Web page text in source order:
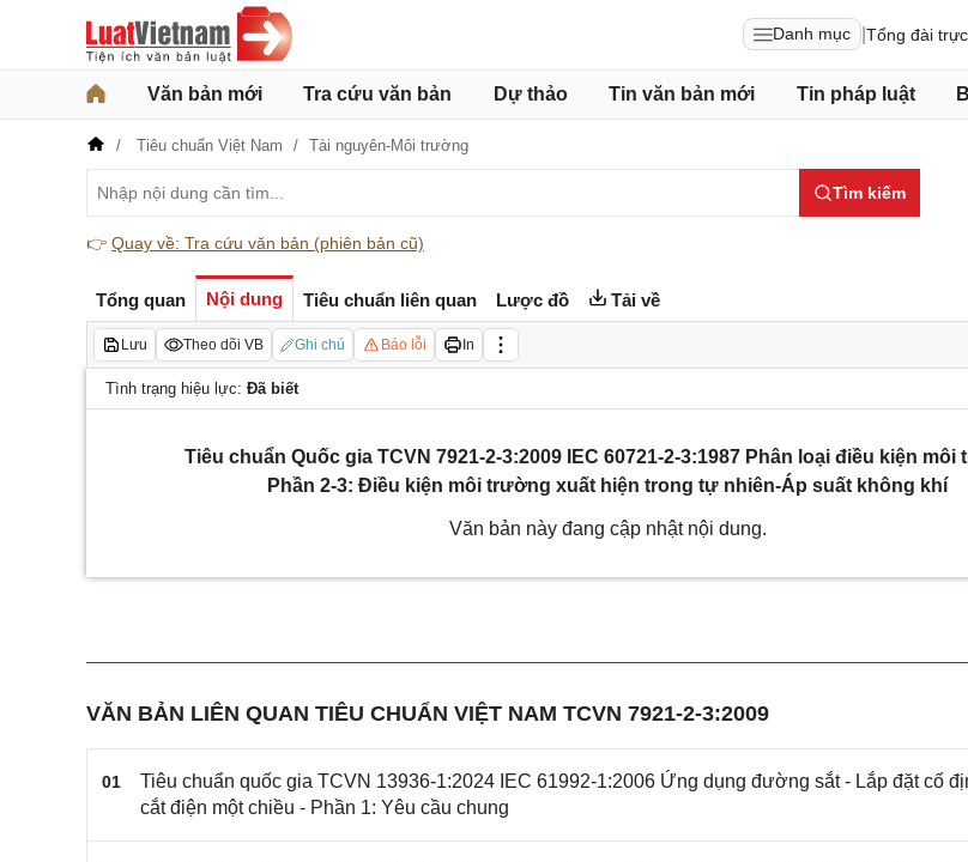
Danh mục Tổng đài
Văn bản mới Tra cứu văn bản Dự thảo Tin văn bản mới Tin pháp luật
Tiêu chuẩn Việt Nam Tài nguyên-Môi trường
Tìm kiếm
👉 Quay về: Tra cứu văn bản (phiên bản cũ)
Tổng quan Nội dung Tiêu chuẩn liên quan Lược đồ Tải về
Lưu Theo dõi VB Ghi chú Báo lỗi In
Tình trạng hiệu lực: Đã biết
Tiêu chuẩn Quốc gia TCVN 7921-2-3:2009 IEC 60721-2-3:1987 Phân loại điều kiện môi
Phần 2-3: Điều kiện môi trường xuất hiện trong tự nhiên-Áp suất không khí
Văn bản này đang cập nhật nội dung.
VĂN BẢN LIÊN QUAN TIÊU CHUẨN VIỆT NAM TCVN 7921-2-3:2009
01
Tiêu chuẩn quốc gia TCVN 13936-1:2024 IEC 61992-1:2006 Ứng dụng đường sắt - Lắp đặt cố
cắt điện một chiều - Phần 1: Yêu cầu chung